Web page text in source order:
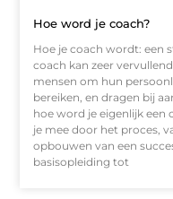
Hoe word je coach?
Hoe je coach wordt: een
coach kan zeer
mensen om hun
bereiken, en dragen bij
hoe word je eigenlijk een
je mee door het proces,
opbouwen van een
basisopleiding tot